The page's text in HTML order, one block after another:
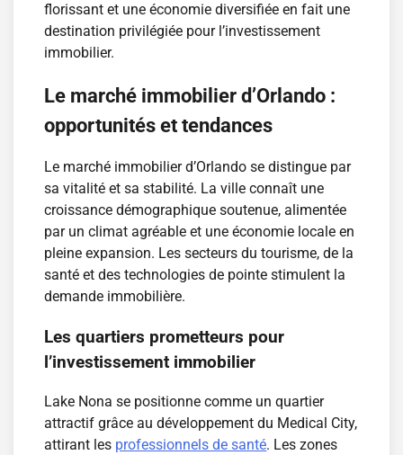
florissant et une économie diversifiée en fait une
destination privilégiée pour l’investissement
immobilier.
Le marché immobilier d’Orlando :
opportunités et tendances
Le marché immobilier d’Orlando se distingue par
sa vitalité et sa stabilité. La ville connaît une
croissance démographique soutenue, alimentée
par un climat agréable et une économie locale en
pleine expansion. Les secteurs du tourisme, de la
santé et des technologies de pointe stimulent la
demande immobilière.
Les quartiers prometteurs pour
l’investissement immobilier
Lake Nona se positionne comme un quartier
attractif grâce au développement du Medical City,
attirant les professionnels de santé. Les zones